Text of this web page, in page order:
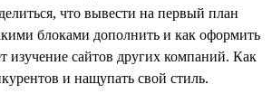
что вывести на первый план
блоками дополнить и как оформить
изучение сайтов других компаний. Как
и нащупать свой стиль.